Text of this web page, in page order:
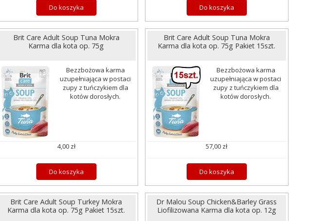
Do koszyka Do koszyka
Brit Care Adult Soup Tuna Mokra
Karma dla kota op. 75g
Bezzbożowa karma
uzupełniająca w postaci
zupy z tuńczykiem dla
kotów dorosłych.
4,00 zł
Do koszyka
Brit Care Adult Soup Tuna Mokra
Karma dla kota op. 75g Pakiet 15szt.
Bezzbożowa karma
uzupełniająca w postaci
zupy z tuńczykiem dla
kotów dorosłych.
57,00 zł
Do koszyka
Brit Care Adult Soup Turkey Mokra
Karma dla kota op. 75g Pakiet 15szt.
Dr Malou Soup Chicken&Barley Grass
Liofilizowana Karma dla kota op. 12g